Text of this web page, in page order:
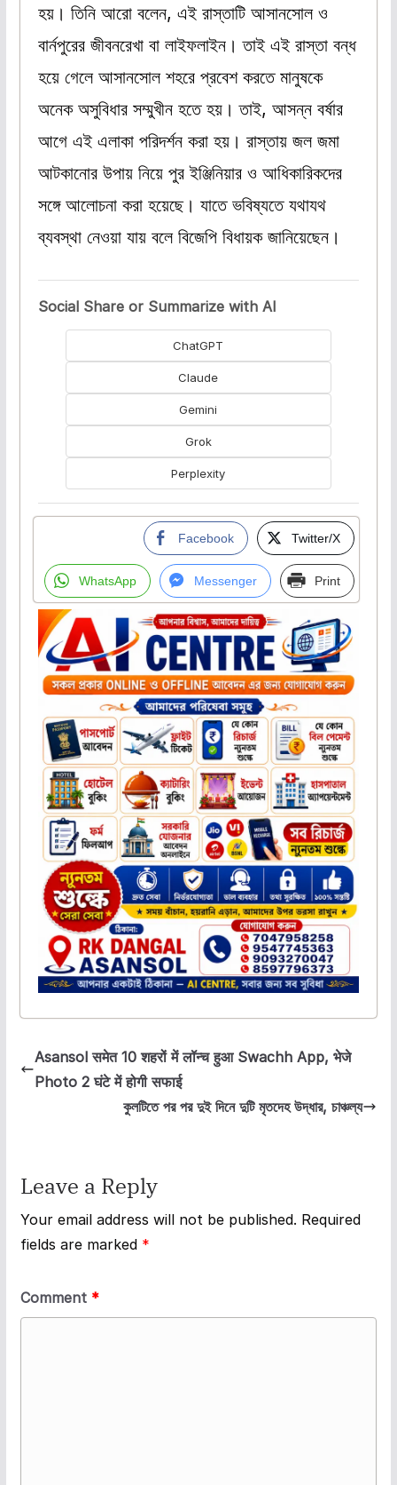
হয়। তিনি আরো বলেন, এই রাস্তাটি আসানসোল ও
বার্নপুরের জীবনরেখা বা লাইফলাইন। তাই এই রাস্তা বন্ধ
হয়ে গেলে আসানসোল শহরে প্রবেশ করতে মানুষকে
অনেক অসুবিধার সম্মুখীন হতে হয়। তাই, আসন্ন বর্ষার
আগে এই এলাকা পরিদর্শন করা হয়। রাস্তায় জল জমা
আটকানোর উপায় নিয়ে পুর ইঞ্জিনিয়ার ও আধিকারিকদের
সঙ্গে আলোচনা করা হয়েছে। যাতে ভবিষ্যতে যথাযথ
ব্যবস্থা নেওয়া যায় বলে বিজেপি বিধায়ক জানিয়েছেন।
Social Share or Summarize with AI
ChatGPT
Claude
Gemini
Grok
Perplexity
Facebook Twitter/X
WhatsApp Messenger Print
Asansol समेत 10 शहरों में लॉन्च हुआ Swachh App, भेजे
Photo 2 घंटे में होगी सफाई
কুলটিতে পর পর দুই দিনে দুটি মৃতদেহ উদ্ধার, চাঞ্চল্য
Leave a Reply
Your email address will not be published. Required
fields are marked *
Comment *